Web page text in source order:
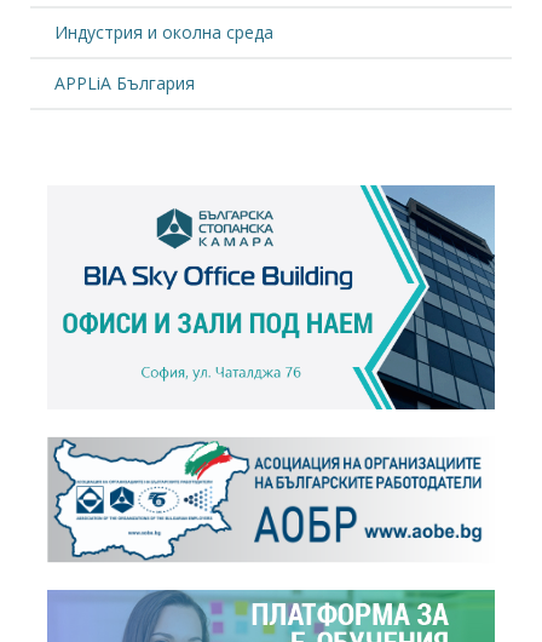
Индустрия и околна среда
APPLiA България